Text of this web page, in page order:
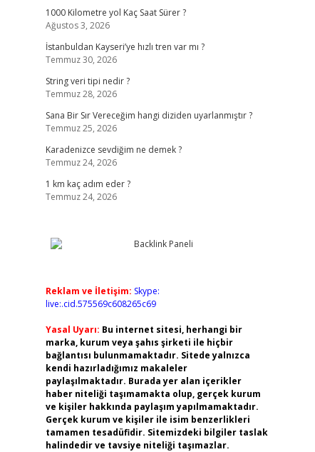
1000 Kilometre yol Kaç Saat Sürer ?
Ağustos 3, 2026
İstanbuldan Kayseri’ye hızlı tren var mı ?
Temmuz 30, 2026
String veri tipi nedir ?
Temmuz 28, 2026
Sana Bir Sır Vereceğim hangi diziden uyarlanmıştır ?
Temmuz 25, 2026
Karadenizce sevdiğim ne demek ?
Temmuz 24, 2026
1 km kaç adım eder ?
Temmuz 24, 2026
Reklam ve İletişim: Skype:
live:.cid.575569c608265c69
Yasal Uyarı: Bu internet sitesi, herhangi bir
marka, kurum veya şahıs şirketi ile hiçbir
bağlantısı bulunmamaktadır. Sitede yalnızca
kendi hazırladığımız makaleler
paylaşılmaktadır. Burada yer alan içerikler
haber niteliği taşımamakta olup, gerçek kurum
ve kişiler hakkında paylaşım yapılmamaktadır.
Gerçek kurum ve kişiler ile isim benzerlikleri
tamamen tesadüfidir. Sitemizdeki bilgiler taslak
halindedir ve tavsiye niteliği taşımazlar.